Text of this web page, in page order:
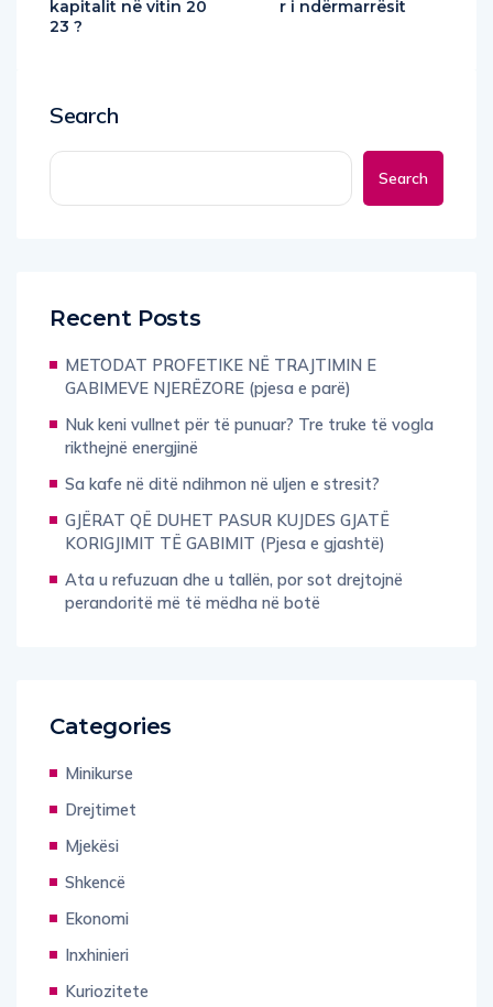
kapitalit në vitin 20
23 ?
r i ndërmarrësit
Search
Search
Recent Posts
METODAT PROFETIKE NË TRAJTIMIN E
GABIMEVE NJERËZORE (pjesa e parë)
Nuk keni vullnet për të punuar? Tre truke të vogla
rikthejnë energjinë
Sa kafe në ditë ndihmon në uljen e stresit?
GJËRAT QË DUHET PASUR KUJDES GJATË
KORIGJIMIT TË GABIMIT (Pjesa e gjashtë)
Ata u refuzuan dhe u tallën, por sot drejtojnë
perandoritë më të mëdha në botë
Categories
Minikurse
Drejtimet
Mjekësi
Shkencë
Ekonomi
Inxhinieri
Kuriozitete